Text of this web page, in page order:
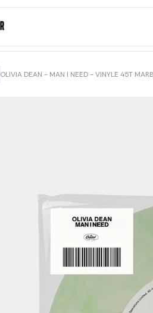
OLIVIA DEAN - MAN I NEED - VINYLE 45T